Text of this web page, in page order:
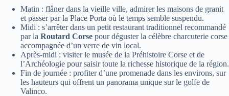
Matin : flâner dans la vieille ville, admirer les maisons de granit
et passer par la Place Porta où le temps semble suspendu.
Midi : s’arrêter dans un petit restaurant traditionnel recommandé
par la Routard Corse pour déguster la célèbre charcuterie corse
accompagnée d’un verre de vin local.
Après-midi : visiter le musée de la Préhistoire Corse et de
l’Archéologie pour saisir toute la richesse historique de la région.
Fin de journée : profiter d’une promenade dans les environs, sur
les hauteurs qui offrent un panorama unique sur le golfe de
Valinco.